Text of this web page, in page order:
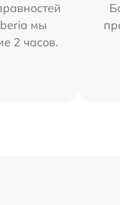
мы
2 часов.